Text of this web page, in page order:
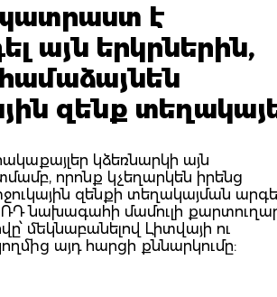
է
այն երկրներին,
զենք
կձեռնարկի այն
որոնք կչեղարկեն իրենց
զենքի տեղակայման
ՌԴ նախագահի մամուլի
մեկնաբանելով Լիտվայի ու
այդ հարցի քննարկումը: